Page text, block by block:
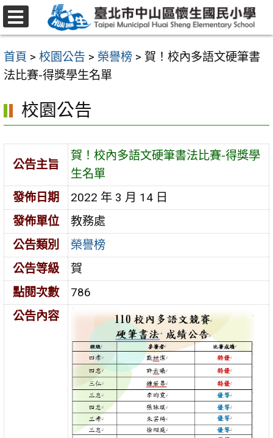
跳
至
要
內
區
首頁 > 校園公告 > 榮譽榜 > 賀！校內多語文硬筆書
法比賽-得獎學生名單
校園公告
公告主旨
賀！校內多語文硬筆書法比賽-得獎學
生名單
發佈日期
2022 年 3 月 14 日
發佈單位
教務處
公告類別
榮譽榜
公告等級
賀
點閱次數
786
公告內容
選
單